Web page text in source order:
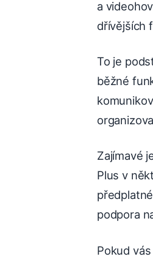
a
dřívějších
To je
běžné
Zajímavé
Plus v
podpora
Pokud